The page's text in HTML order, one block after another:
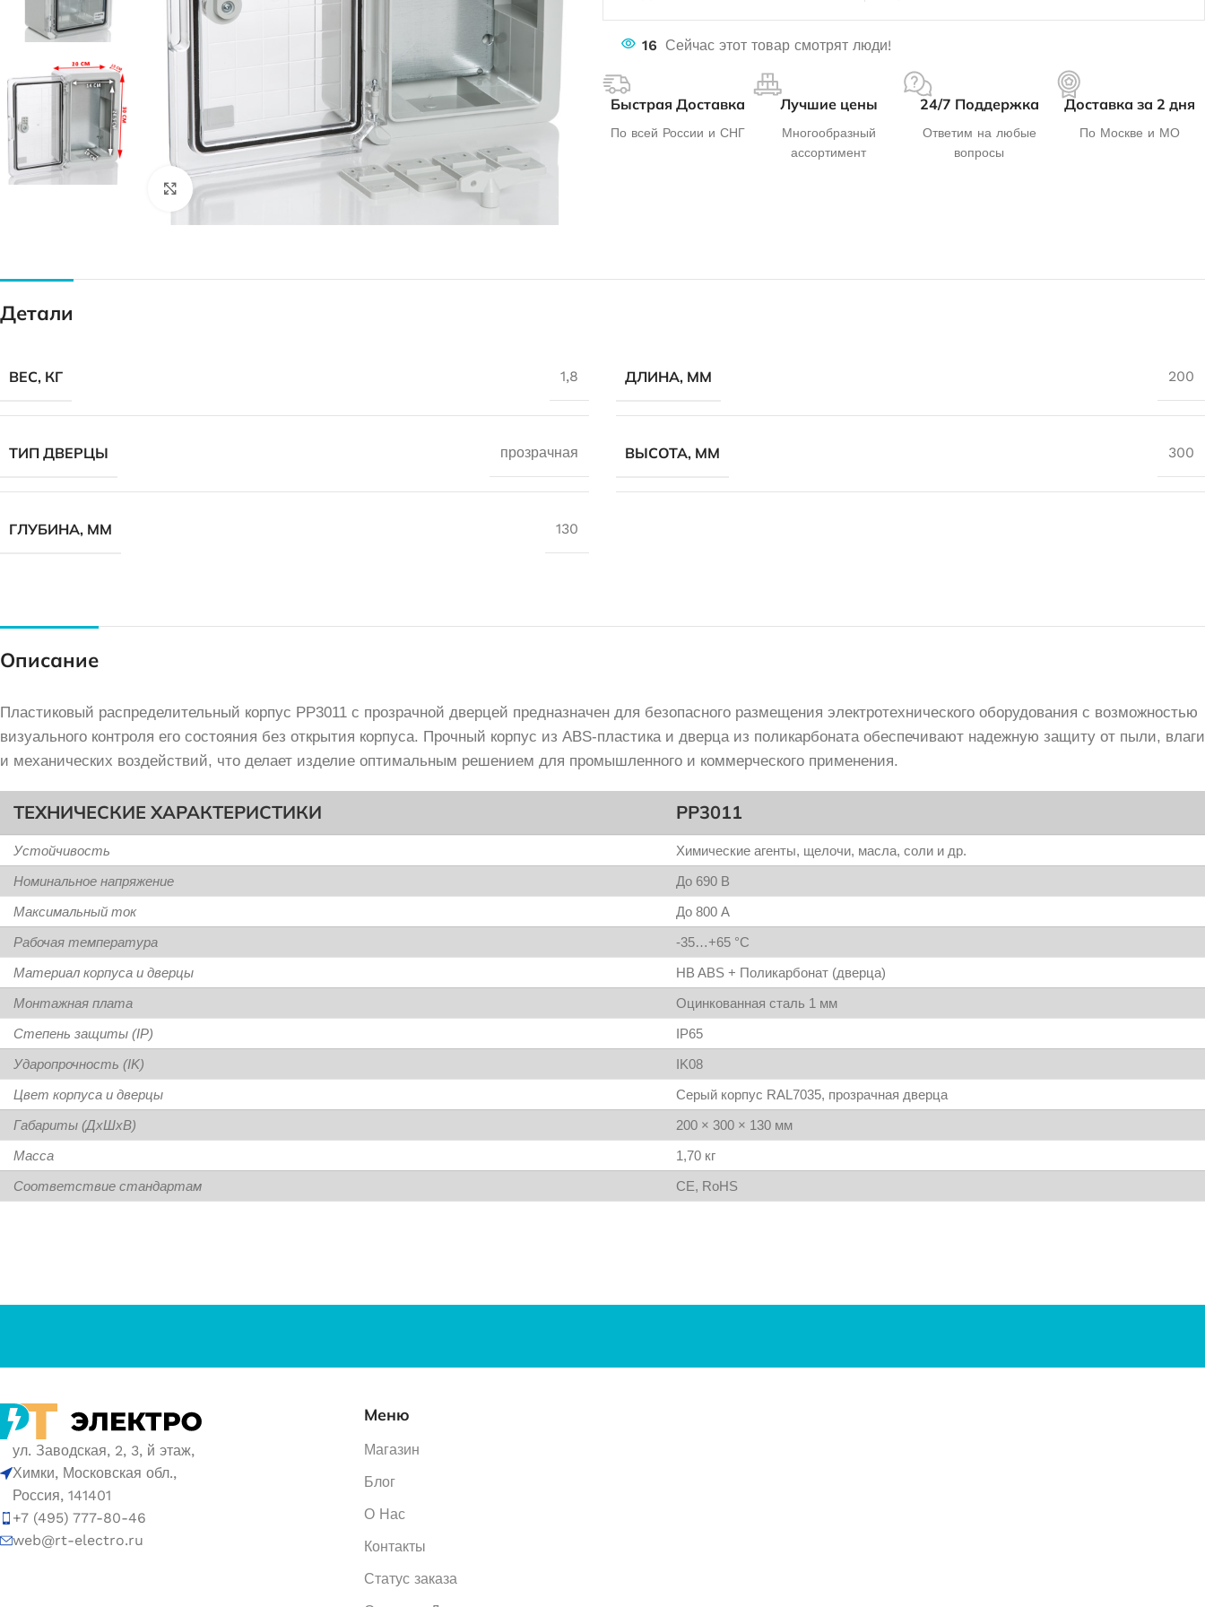
Нажмите, чтобы увеличить
16 Сейчас этот товар смотрят люди!
Быстрая Доставка
По всей России и СНГ
Лучшие цены
Многообразный
ассортимент
24/7 Поддержка
Ответим на любые
вопросы
Доставка за 2 дня
По Москве и МО
Детали
ВЕС, КГ 1,8 ДЛИНА, ММ 200
ТИП ДВЕРЦЫ прозрачная ВЫСОТА, ММ 300
ГЛУБИНА, ММ 130
Описание
Пластиковый распределительный корпус PP3011 с прозрачной дверцей предназначен для безопасного размещения электротехнического оборудования с возможностью
визуального контроля его состояния без открытия корпуса. Прочный корпус из ABS-пластика и дверца из поликарбоната обеспечивают надежную защиту от пыли, влаги
и механических воздействий, что делает изделие оптимальным решением для промышленного и коммерческого применения.
ТЕХНИЧЕСКИЕ ХАРАКТЕРИСТИКИ PP3011
Устойчивость
Химические агенты, щелочи, масла, соли и др.
Номинальное напряжение
До 690 В
Максимальный ток
До 800 А
Рабочая температура
-35…+65 °C
Материал корпуса и дверцы
HB ABS + Поликарбонат (дверца)
Монтажная плата
Оцинкованная сталь 1 мм
Степень защиты (IP)
IP65
Ударопрочность (IK)
IK08
Цвет корпуса и дверцы
Серый корпус RAL7035, прозрачная дверца
Габариты (ДхШхВ)
200 × 300 × 130 мм
Масса
1,70 кг
Соответствие стандартам
CE, RoHS
ул. Заводская, 2, 3, й этаж,
Химки, Московская обл.,
Россия, 141401
+7 (495) 777-80-46
web@rt-electro.ru
Меню
Магазин
Блог
О Нас
Контакты
Статус заказа